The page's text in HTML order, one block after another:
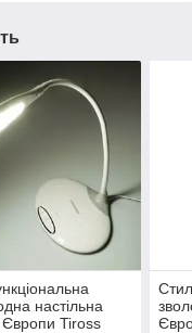
настільна
Tiross